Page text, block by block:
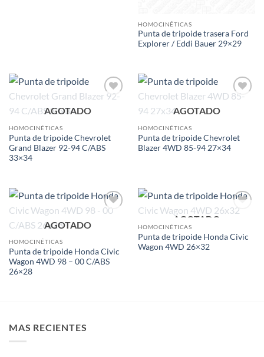
HOMOCINÉTICAS
Punta de tripoide trasera Ford
Explorer / Eddi Bauer 29×29
AGOTADO
HOMOCINÉTICAS
Punta de tripoide Chevrolet
Grand Blazer 92-94 C/ABS
33×34
AGOTADO
HOMOCINÉTICAS
Punta de tripoide Chevrolet
Blazer 4WD 85-94 27×34
AGOTADO
HOMOCINÉTICAS
Punta de tripoide Honda Civic
Wagon 4WD 98 – 00 C/ABS
26×28
AGOTADO
HOMOCINÉTICAS
Punta de tripoide Honda Civic
Wagon 4WD 26×32
MAS RECIENTES